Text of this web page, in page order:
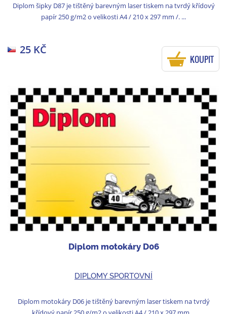
Diplom šipky D87 je tištěný barevným laser tiskem na tvrdý křídový
papír 250 g/m2 o velikosti A4 / 210 x 297 mm /. ...
25 KČ
KOUPIT
Diplom motokáry D06
DIPLOMY SPORTOVNÍ
Diplom motokáry D06 je tištěný barevným laser tiskem na tvrdý